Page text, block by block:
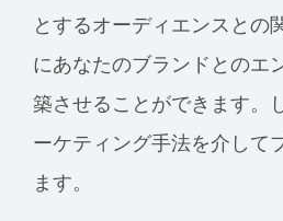
とするオーディエンスとの
にあなたのブランドとのエ
築させることができます。
ーケティング手法を介して
ます。